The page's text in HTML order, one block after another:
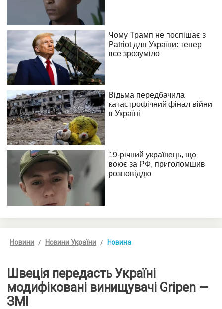
Новини Новини України Новина
Швеція передасть Україні
модифіковані винищувачі Gripen —
ЗМІ